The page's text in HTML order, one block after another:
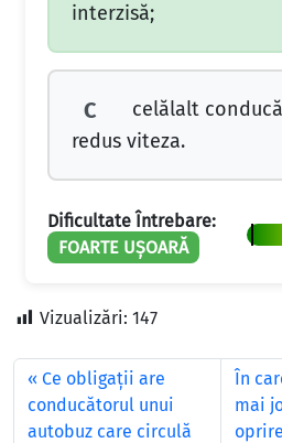
interzisă;
C
celălalt
redus viteza.
Dificultate Întrebare:
FOARTE UȘOARĂ
Vizualizări: 147
Ce obligaţii are
conducătorul unui
autobuz care circulă
În
mai